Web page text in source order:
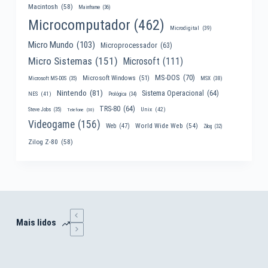
Macintosh (58) Mainframe (36)
Microcomputador (462) Microdigital (39)
Micro Mundo (103) Microprocessador (63)
Micro Sistemas (151) Microsoft (111)
Microsoft MS-DOS (35) Microsoft Windows (51) MS-DOS (70) MSX (38)
NES (41) Nintendo (81) Prológica (34) Sistema Operacional (64)
Steve Jobs (35) Telefone (30) TRS-80 (64) Unix (42)
Videogame (156) Web (47) World Wide Web (54) Zilog (32)
Zilog Z-80 (58)
Mais lidos